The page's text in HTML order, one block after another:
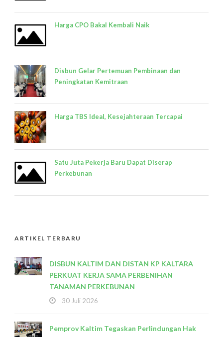
Harga CPO Bakal Kembali Naik
Disbun Gelar Pertemuan Pembinaan dan
Peningkatan Kemitraan
Harga TBS Ideal, Kesejahteraan Tercapai
Satu Juta Pekerja Baru Dapat Diserap
Perkebunan
ARTIKEL TERBARU
DISBUN KALTIM DAN DISTAN KP KALTARA
PERKUAT KERJA SAMA PERBENIHAN
TANAMAN PERKEBUNAN
30 Juli 2026
Pemprov Kaltim Tegaskan Perlindungan Hak